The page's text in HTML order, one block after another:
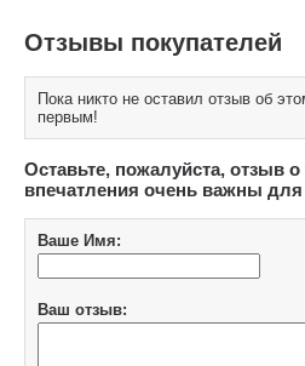
Отзывы покупателей
Пока никто не оставил отзыв об
первым!
Оставьте, пожалуйста, отзыв
впечатления очень важны для
Ваше Имя:
Ваш отзыв: